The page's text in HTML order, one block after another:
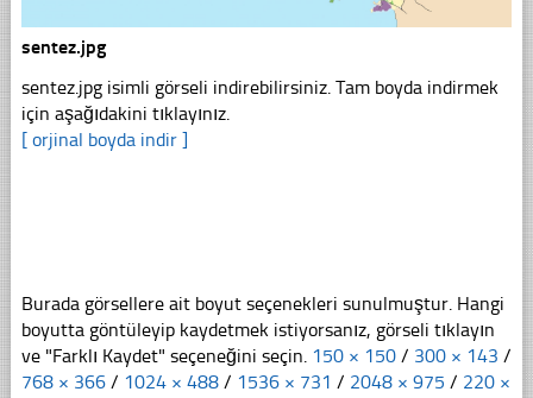
sentez.jpg
sentez.jpg isimli görseli indirebilirsiniz. Tam boyda indirmek
için aşağıdakini tıklayınız.
[ orjinal boyda indir ]
Burada görsellere ait boyut seçenekleri sunulmuştur. Hangi
boyutta göntüleyip kaydetmek istiyorsanız, görseli tıklayın
ve "Farklı Kaydet" seçeneğini seçin. 150 × 150 / 300 × 143 /
768 × 366 / 1024 × 488 / 1536 × 731 / 2048 × 975 / 220 ×